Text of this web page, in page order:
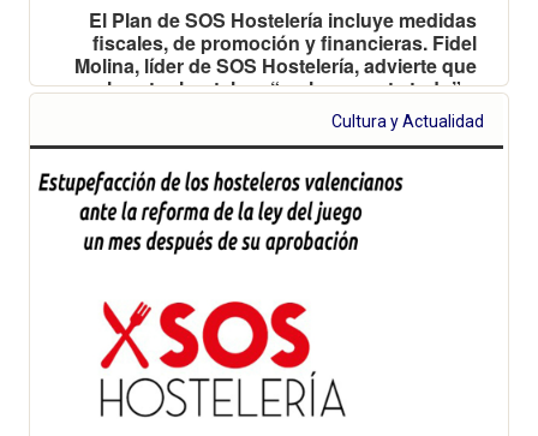
El Plan de SOS Hostelería incluye medidas
fiscales, de promoción y financieras. Fidel
Molina, líder de SOS Hostelería, advierte que
el sector hostelero “no lo aguanta todo” y
que 200.000 valencianos irán al paro
Cultura y Actualidad